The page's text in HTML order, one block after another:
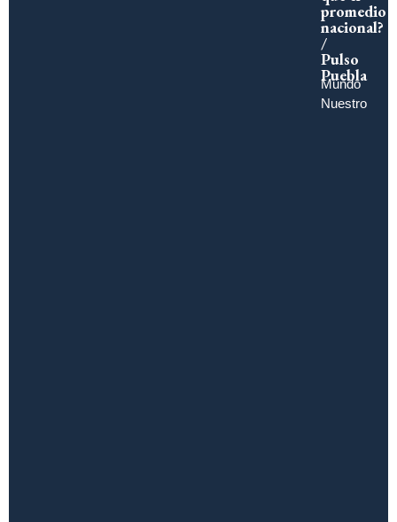
promedio
nacional?
/
Pulso
Puebla
Mundo
Nuestro